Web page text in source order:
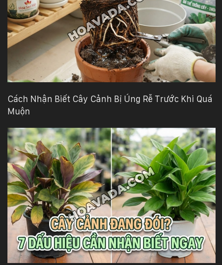
Cách Nhận Biết Cây Cảnh Bị Úng Rễ Trước Khi Quá
Muộn